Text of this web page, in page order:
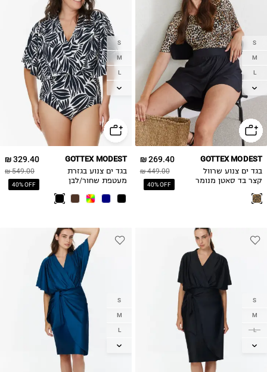
S
M
L
XL
269.40 ₪
449.00 ₪
40% OFF
GOTTEX MODEST
בגד ים צנוע שרוול
קצר בד סאטן מנומר
S
M
L
XL
329.40 ₪
549.00 ₪
40% OFF
GOTTEX MODEST
בגד ים צנוע בגזרת
מעטפת שחור/לבן
S
M
L
XL
S
M
L
XL